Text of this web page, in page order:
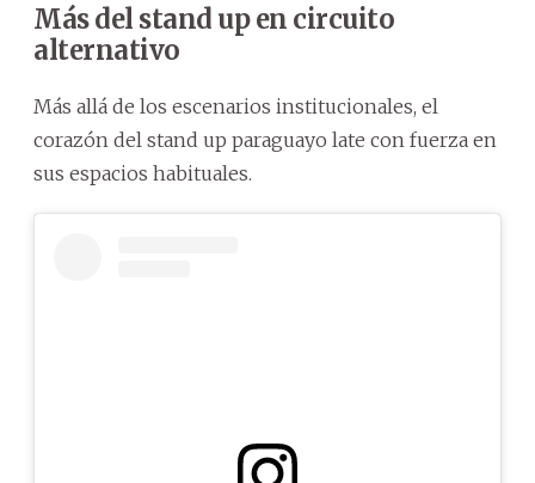
Más del stand up en circuito
alternativo
Más allá de los escenarios institucionales, el
corazón del stand up paraguayo late con fuerza en
sus espacios habituales.